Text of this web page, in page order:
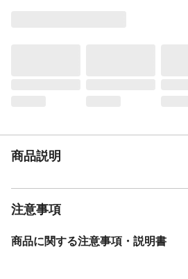
商品説明
注意事項
商品に関する注意事項・説明書